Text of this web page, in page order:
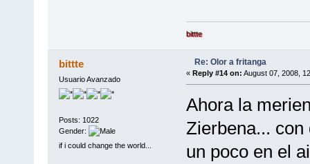
bittte
bittte
Usuario Avanzado
Posts: 1022
Gender:
if i could change the world...
Re: Olor a fritanga
« Reply #14 on: August 07, 2008,
Ahora la
Zierbena... con
un poco en el